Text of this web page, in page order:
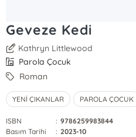
Geveze Kedi
Kathryn Littlewood
Parola Çocuk
Roman
YENİ ÇIKANLAR PAROLA ÇOCUK
ISBN : 9786259983844
Basım Tarihi
: 2023-10